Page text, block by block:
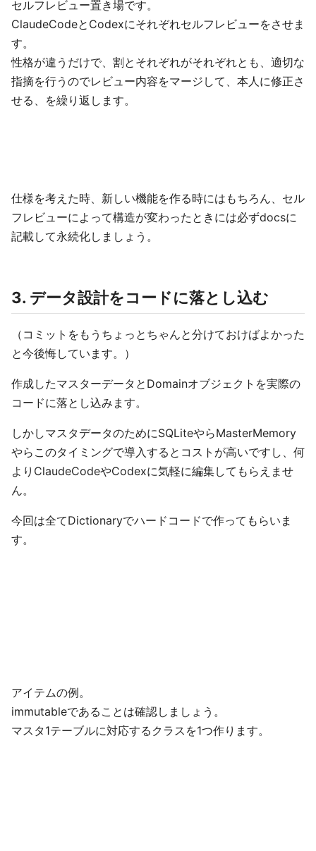
セルフレビュー置き場です。
ClaudeCodeとCodexにそれぞれセルフレビューをさせま
す。
性格が違うだけで、割とそれぞれがそれぞれとも、適切な
指摘を行うのでレビュー内容をマージして、本人に修正さ
せる、を繰り返します。
仕様を考えた時、新しい機能を作る時にはもちろん、セル
フレビューによって構造が変わったときには必ずdocsに
記載して永続化しましょう。
3. データ設計をコードに落とし込む
（コミットをもうちょっとちゃんと分けておけばよかった
と今後悔しています。）
作成したマスターデータとDomainオブジェクトを実際の
コードに落とし込みます。
しかしマスタデータのためにSQLiteやらMasterMemory
やらこのタイミングで導入するとコストが高いですし、何
よりClaudeCodeやCodexに気軽に編集してもらえませ
ん。
今回は全てDictionaryでハードコードで作ってもらいま
す。
アイテムの例。
immutableであることは確認しましょう。
マスタ1テーブルに対応するクラスを1つ作ります。